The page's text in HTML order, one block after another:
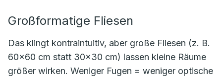
Großformatige Fliesen
Das klingt kontraintuitiv, aber große Fliesen (z. B.
60×60 cm statt 30×30 cm) lassen kleine Räume
größer wirken. Weniger Fugen = weniger optische